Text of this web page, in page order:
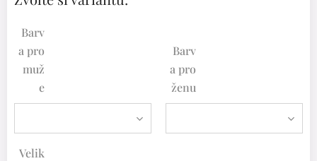
Barv
a pro
muž
e
Barv
a pro
ženu
Velik